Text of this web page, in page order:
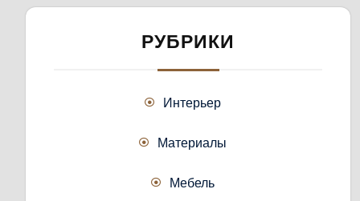
РУБРИКИ
Интерьер
Материалы
Мебель